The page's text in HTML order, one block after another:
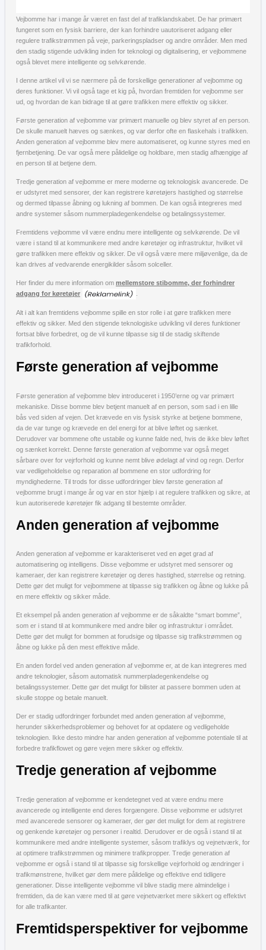
Vejbomme har i mange år været en fast del af trafiklandskabet. De har primært
fungeret som en fysisk barriere, der kan forhindre uautoriseret adgang eller
regulere trafikstrømmen på veje, parkeringspladser og andre områder. Men med
den stadig stigende udvikling inden for teknologi og digitalisering, er vejbommene
også blevet mere intelligente og selvkørende.
I denne artikel vil vi se nærmere på de forskellige generationer af vejbomme og
deres funktioner. Vi vil også tage et kig på, hvordan fremtiden for vejbomme ser
ud, og hvordan de kan bidrage til at gøre trafikken mere effektiv og sikker.
Første generation af vejbomme var primært manuelle og blev styret af en person.
De skulle manuelt hæves og sænkes, og var derfor ofte en flaskehals i trafikken.
Anden generation af vejbomme blev mere automatiseret, og kunne styres med en
fjernbetjening. De var også mere pålidelige og holdbare, men stadig afhængige af
en person til at betjene dem.
Tredje generation af vejbomme er mere moderne og teknologisk avancerede. De
er udstyret med sensorer, der kan registrere køretøjers hastighed og størrelse
og dermed tilpasse åbning og lukning af bommen. De kan også integreres med
andre systemer såsom nummerpladegenkendelse og betalingssystemer.
Fremtidens vejbomme vil være endnu mere intelligente og selvkørende. De vil
være i stand til at kommunikere med andre køretøjer og infrastruktur, hvilket vil
gøre trafikken mere effektiv og sikker. De vil også være mere miljøvenlige, da de
kan drives af vedvarende energikilder såsom solceller.
Her finder du mere information om mellemstore stibomme, der forhindrer
adgang for køretøjer
Alt i alt kan fremtidens vejbomme spille en stor rolle i at gøre trafikken mere
effektiv og sikker. Med den stigende teknologiske udvikling vil deres funktioner
fortsat blive forbedret, og de vil kunne tilpasse sig til de stadig skiftende
trafikforhold.
Første generation af vejbomme
Første generation af vejbomme blev introduceret i 1950’erne og var primært
mekaniske. Disse bomme blev betjent manuelt af en person, som sad i en lille
bås ved siden af vejen. Det krævede en vis fysisk styrke at betjene bommene,
da de var tunge og krævede en del energi for at blive løftet og sænket.
Derudover var bommene ofte ustabile og kunne falde ned, hvis de ikke blev løftet
og sænket korrekt. Denne første generation af vejbomme var også meget
sårbare over for vejrforhold og kunne nemt blive ødelagt af vind og regn. Derfor
var vedligeholdelse og reparation af bommene en stor udfordring for
myndighederne. Til trods for disse udfordringer blev første generation af
vejbomme brugt i mange år og var en stor hjælp i at regulere trafikken og sikre, at
kun autoriserede køretøjer fik adgang til bestemte områder.
Anden generation af vejbomme
Anden generation af vejbomme er karakteriseret ved en øget grad af
automatisering og intelligens. Disse vejbomme er udstyret med sensorer og
kameraer, der kan registrere køretøjer og deres hastighed, størrelse og retning.
Dette gør det muligt for vejbommene at tilpasse sig trafikken og åbne og lukke på
en mere effektiv og sikker måde.
Et eksempel på anden generation af vejbomme er de såkaldte “smart bomme”,
som er i stand til at kommunikere med andre biler og infrastruktur i området.
Dette gør det muligt for bommen at forudsige og tilpasse sig trafikstrømmen og
åbne og lukke på den mest effektive måde.
En anden fordel ved anden generation af vejbomme er, at de kan integreres med
andre teknologier, såsom automatisk nummerpladegenkendelse og
betalingssystemer. Dette gør det muligt for bilister at passere bommen uden at
skulle stoppe og betale manuelt.
Der er stadig udfordringer forbundet med anden generation af vejbomme,
herunder sikkerhedsproblemer og behovet for at opdatere og vedligeholde
teknologien. Ikke desto mindre har anden generation af vejbomme potentiale til at
forbedre trafikflowet og gøre vejen mere sikker og effektiv.
Tredje generation af vejbomme
Tredje generation af vejbomme er kendetegnet ved at være endnu mere
avancerede og intelligente end deres forgængere. Disse vejbomme er udstyret
med avancerede sensorer og kameraer, der gør det muligt for dem at registrere
og genkende køretøjer og personer i realtid. Derudover er de også i stand til at
kommunikere med andre intelligente systemer, såsom trafiklys og vejnetværk, for
at optimere trafikstrømmen og minimere trafikpropper. Tredje generation af
vejbomme er også i stand til at tilpasse sig forskellige vejrforhold og ændringer i
trafikmønstrene, hvilket gør dem mere pålidelige og effektive end tidligere
generationer. Disse intelligente vejbomme vil blive stadig mere almindelige i
fremtiden, da de kan være med til at gøre vejnetværket mere sikkert og effektivt
for alle trafikanter.
Fremtidsperspektiver for vejbomme